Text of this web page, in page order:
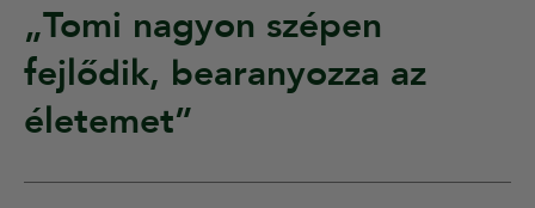
„Tomi nagyon szépen
fejlődik, bearanyozza az
életemet”